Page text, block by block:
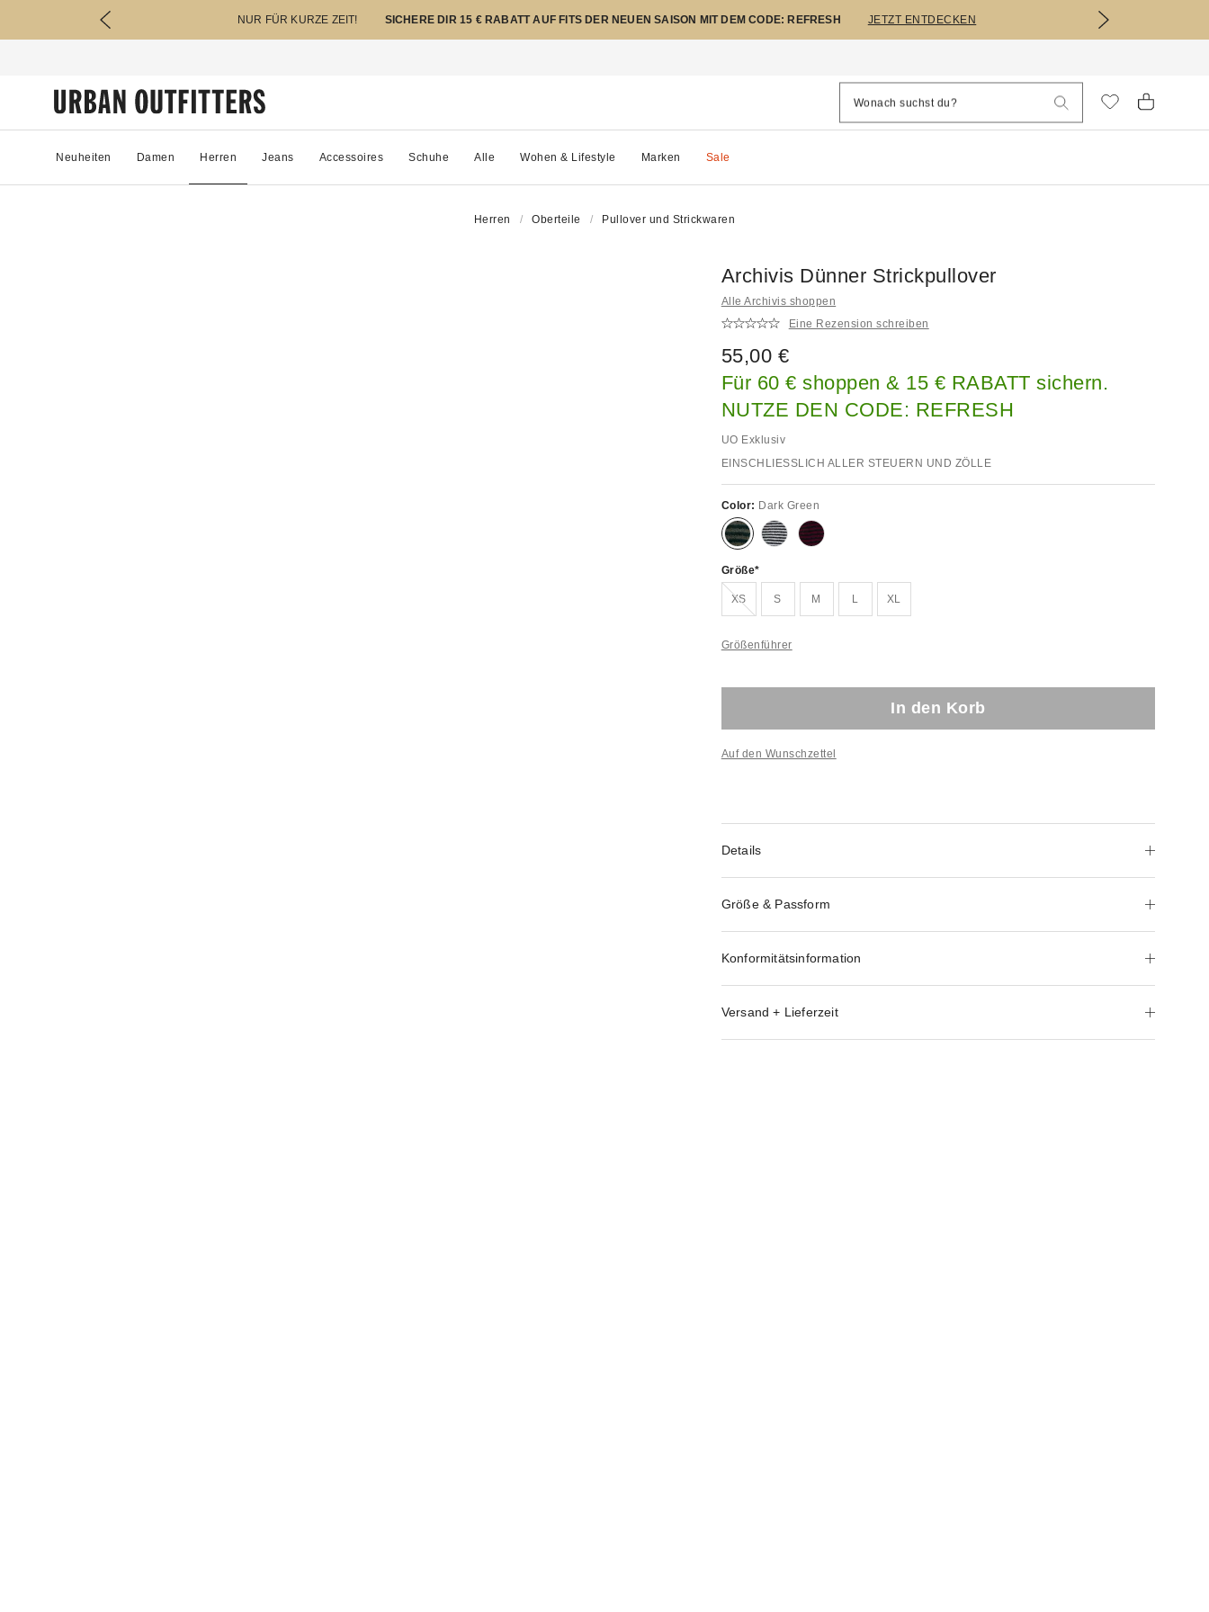
NUR FÜR KURZE ZEIT! SICHERE DIR 15 € RABATT AUF FITS DER NEUEN SAISON MIT DEM CODE: REFRESH JETZT ENTDECKEN
Neuheiten Damen Herren Jeans Accessoires Schuhe Alle Wohen & Lifestyle Marken Sale
Herren Oberteile Pullover und Strickwaren
Archivis Dünner Strickpullover
Alle Archivis shoppen
Eine Rezension schreiben
55,00 €
Für 60 € shoppen & 15 € RABATT sichern.
NUTZE DEN CODE: REFRESH
UO Exklusiv
EINSCHLIESSLICH ALLER STEUERN UND ZÖLLE
Color: Dark Green
Größe
XSAusverkauft!
S M L XL
Größenführer
In den Korb
Auf den Wunschzettel
Details
Größe & Passform
Konformitätsinformation
Versand + Lieferzeit